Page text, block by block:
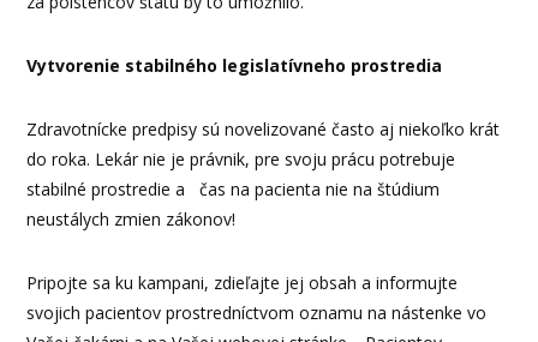
Vytvorenie stabilného legislatívneho prostredia
Zdravotnícke predpisy sú novelizované často aj niekoľko krát
do roka. Lekár nie je právnik, pre svoju prácu potrebuje
stabilné prostredie a čas na pacienta nie na štúdium
neustálych zmien zákonov!
Pripojte sa ku kampani, zdieľajte jej obsah a informujte
svojich pacientov prostredníctvom oznamu na nástenke vo